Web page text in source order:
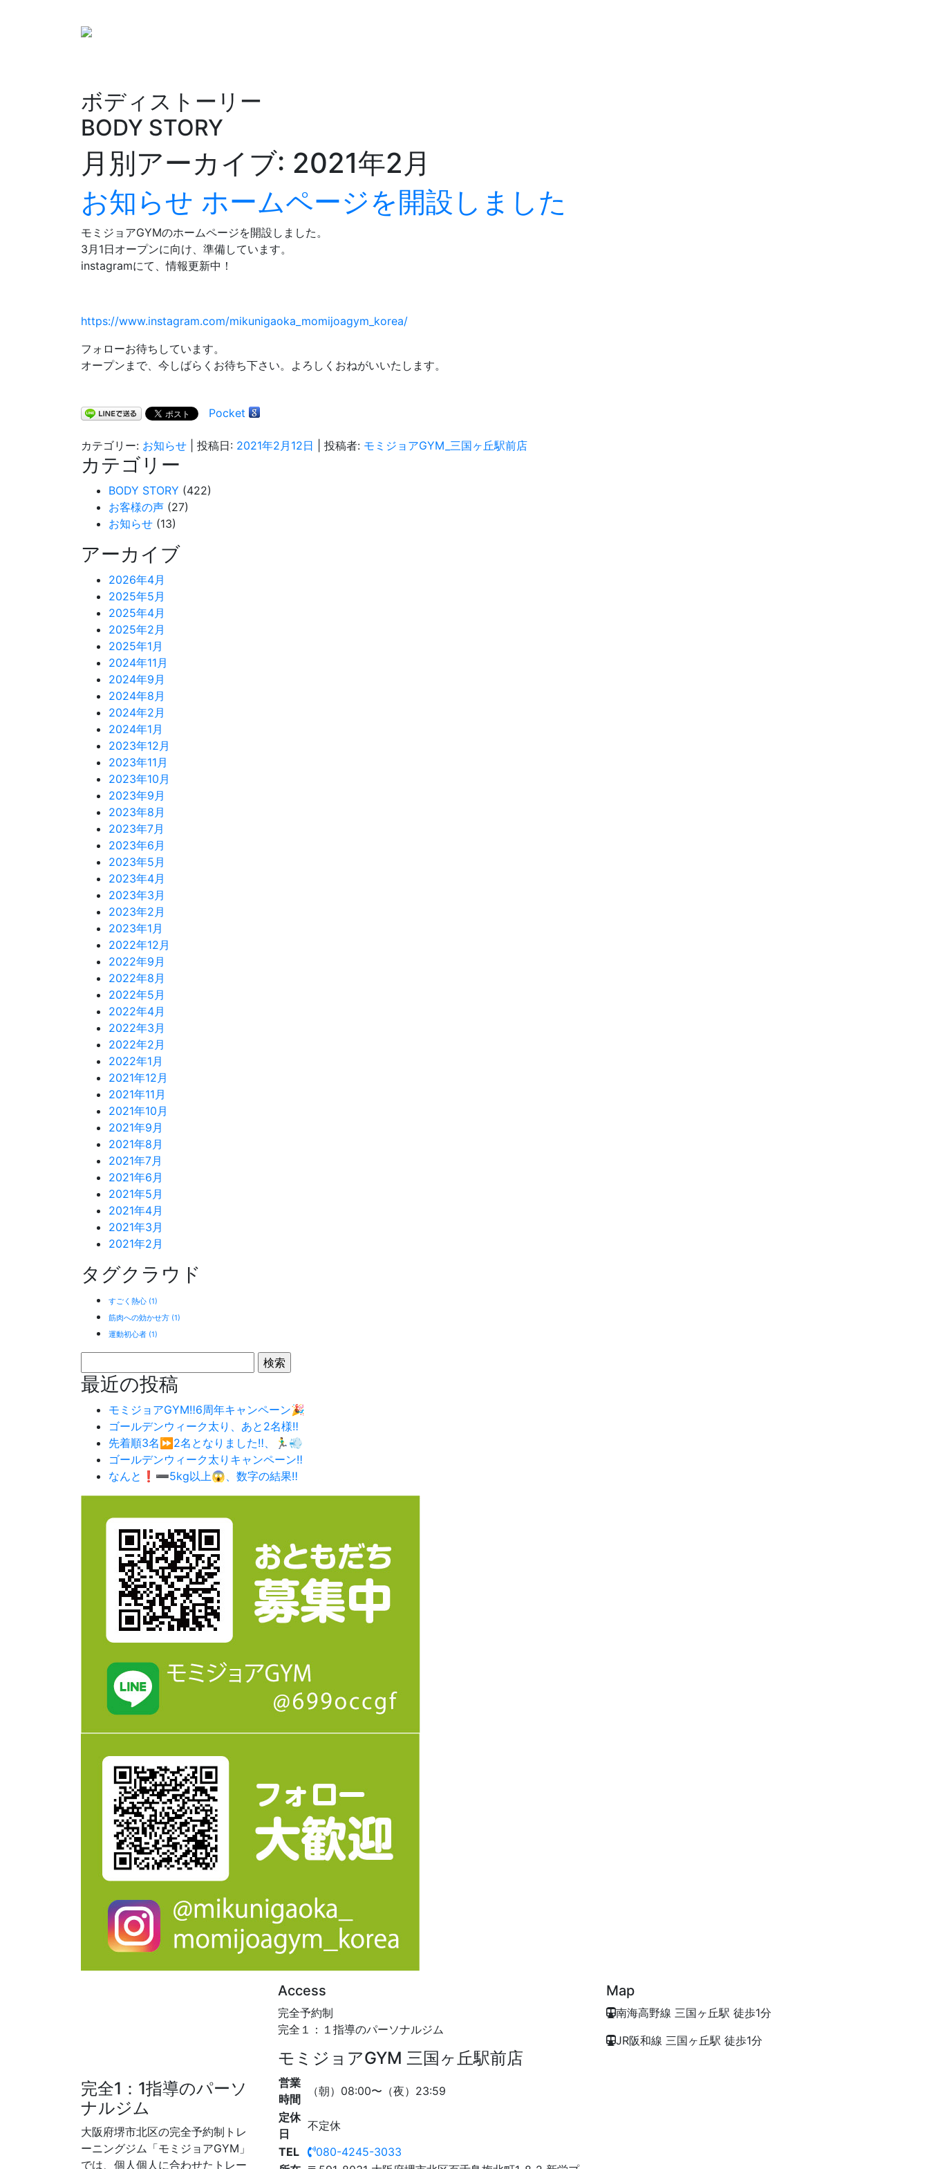
ボディストーリー
BODY STORY
月別アーカイブ: 2021年2月
お知らせ ホームページを開設しました
モミジョアGYMのホームページを開設しました。
3月1日オープンに向け、準備しています。
instagramにて、情報更新中！
https://www.instagram.com/mikunigaoka_momijoagym_korea/
フォローお待ちしています。
オープンまで、今しばらくお待ち下さい。よろしくおねがいいたします。
Pocket
カテゴリー: お知らせ | 投稿日: 2021年2月12日 投稿者: モミジョアGYM_三国ヶ丘駅前店
カテゴリー
BODY STORY (422)
お客様の声 (27)
お知らせ (13)
アーカイブ
2026年4月
2025年5月
2025年4月
2025年2月
2025年1月
2024年11月
2024年9月
2024年8月
2024年2月
2024年1月
2023年12月
2023年11月
2023年10月
2023年9月
2023年8月
2023年7月
2023年6月
2023年5月
2023年4月
2023年3月
2023年2月
2023年1月
2022年12月
2022年9月
2022年8月
2022年5月
2022年4月
2022年3月
2022年2月
2022年1月
2021年12月
2021年11月
2021年10月
2021年9月
2021年8月
2021年7月
2021年6月
2021年5月
2021年4月
2021年3月
2021年2月
タグクラウド
すごく熱心 (1)
筋肉への効かせ方 (1)
運動初心者 (1)
索:
最近の投稿
モミジョアGYM‼️6周年キャンペーン🎉
ゴールデンウィーク太り、あと2名様‼️
先着順3名⏩2名となりました‼️、🏃‍♂️💨
ゴールデンウィーク太りキャンペーン‼️
なんと❗️➖5kg以上😱、数字の結果‼️
完全1：1指導のパーソ
ナルジム
大阪府堺市北区の完全予約制トレ
ーニングジム「モミジョアGYM」
では、個人個人に合わせたトレー
Access
完全予約制
完全１：１指導のパーソナルジム
モミジョアGYM 三国ヶ丘駅前店
営業
時間
（朝）08:00〜（夜）23:59
定休
日
不定休
TEL
080-4245-3033
Map
南海高野線 三国ヶ丘駅 徒歩1分
JR阪和線 三国ヶ丘駅 徒歩1分